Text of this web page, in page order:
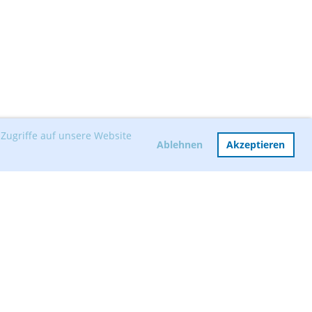
auf unsere Website
Ablehnen Akzeptieren